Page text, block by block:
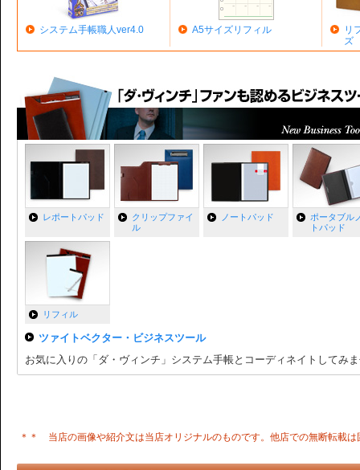
システム手帳職人ver4.0 A5サイズリフィル
リ
ズ
レポートパッド
クリップファイ
ル
ノートパッド
ポータブル
トパッド
リフィル
ツァイトベクター・ビジネスツール
お気に入りの「ダ・ヴィンチ」システム手帳とコーディネイトしてみ
＊＊ 当店の画像や紹介文は当店オリジナルのものです。他店での無断転載